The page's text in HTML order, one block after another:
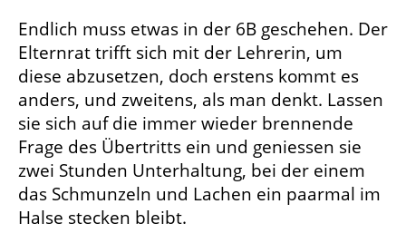
Endlich muss etwas in der 6B geschehen. Der
Elternrat trifft sich mit der Lehrerin, um
diese abzusetzen, doch erstens kommt es
anders, und zweitens, als man denkt. Lassen
sie sich auf die immer wieder brennende
Frage des Übertritts ein und geniessen sie
zwei Stunden Unterhaltung, bei der einem
das Schmunzeln und Lachen ein paarmal im
Halse stecken bleibt.